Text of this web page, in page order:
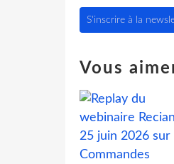
S'inscrire à la
Vous